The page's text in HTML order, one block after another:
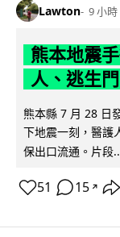
Lawton 9 小時
熊本地震
人、逃生
熊本縣 7 月 28 日
下地震一刻，醫護
保出口流通。片段
51 15 ↗